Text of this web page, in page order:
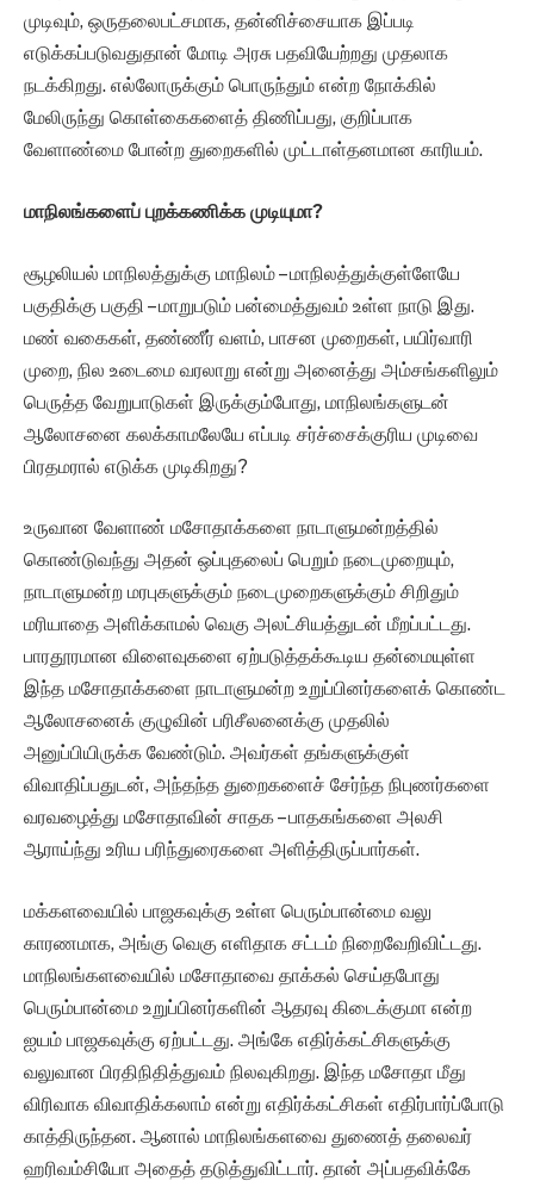
முடிவும், ஒருதலைபட்சமாக, தன்னிச்சையாக இப்படி
எடுக்கப்படுவதுதான் மோடி அரசு பதவியேற்றது முதலாக
நடக்கிறது. எல்லோருக்கும் பொருந்தும் என்ற நோக்கில்
மேலிருந்து கொள்கைகளைத் திணிப்பது, குறிப்பாக
வேளாண்மை போன்ற துறைகளில் முட்டாள்தனமான காரியம்.
மாநிலங்களைப் புறக்கணிக்க முடியுமா?
சூழலியல் மாநிலத்துக்கு மாநிலம் – மாநிலத்துக்குள்ளேயே
பகுதிக்கு பகுதி – மாறுபடும் பன்மைத்துவம் உள்ள நாடு இது.
மண் வகைகள், தண்ணீர் வளம், பாசன முறைகள், பயிர்வாரி
முறை, நில உடைமை வரலாறு என்று அனைத்து அம்சங்களிலும்
பெருத்த வேறுபாடுகள் இருக்கும்போது, மாநிலங்களுடன்
ஆலோசனை கலக்காமலேயே எப்படி சர்ச்சைக்குரிய முடிவை
பிரதமரால் எடுக்க முடிகிறது?
உருவான வேளாண் மசோதாக்களை நாடாளுமன்றத்தில்
கொண்டுவந்து அதன் ஒப்புதலைப் பெறும் நடைமுறையும்,
நாடாளுமன்ற மரபுகளுக்கும் நடைமுறைகளுக்கும் சிறிதும்
மரியாதை அளிக்காமல் வெகு அலட்சியத்துடன் மீறப்பட்டது.
பாரதூரமான விளைவுகளை ஏற்படுத்தக்கூடிய தன்மையுள்ள
இந்த மசோதாக்களை நாடாளுமன்ற உறுப்பினர்களைக் கொண்ட
ஆலோசனைக் குழுவின் பரிசீலனைக்கு முதலில்
அனுப்பியிருக்க வேண்டும். அவர்கள் தங்களுக்குள்
விவாதிப்பதுடன், அந்தந்த துறைகளைச் சேர்ந்த நிபுணர்களை
வரவழைத்து மசோதாவின் சாதக – பாதகங்களை அலசி
ஆராய்ந்து உரிய பரிந்துரைகளை அளித்திருப்பார்கள்.
மக்களவையில் பாஜகவுக்கு உள்ள பெரும்பான்மை வலு
காரணமாக, அங்கு வெகு எளிதாக சட்டம் நிறைவேறிவிட்டது.
மாநிலங்களவையில் மசோதாவை தாக்கல் செய்தபோது
பெரும்பான்மை உறுப்பினர்களின் ஆதரவு கிடைக்குமா என்ற
ஐயம் பாஜகவுக்கு ஏற்பட்டது. அங்கே எதிர்க்கட்சிகளுக்கு
வலுவான பிரதிநிதித்துவம் நிலவுகிறது. இந்த மசோதா மீது
விரிவாக விவாதிக்கலாம் என்று எதிர்க்கட்சிகள் எதிர்பார்ப்போடு
காத்திருந்தன. ஆனால் மாநிலங்களவை துணைத் தலைவர்
ஹரிவம்சியோ அதைத் தடுத்துவிட்டார். தான் அப்பதவிக்கே